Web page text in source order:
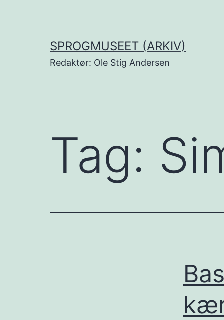
SPROGMUSEET (ARKIV)
Redaktør: Ole Stig Andersen
Tag: